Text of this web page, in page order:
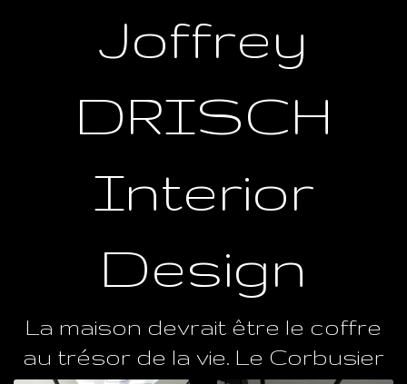
Joffrey
DRISCH
Interior
Design
La maison devrait être le coffre
au trésor de la vie. Le Corbusier